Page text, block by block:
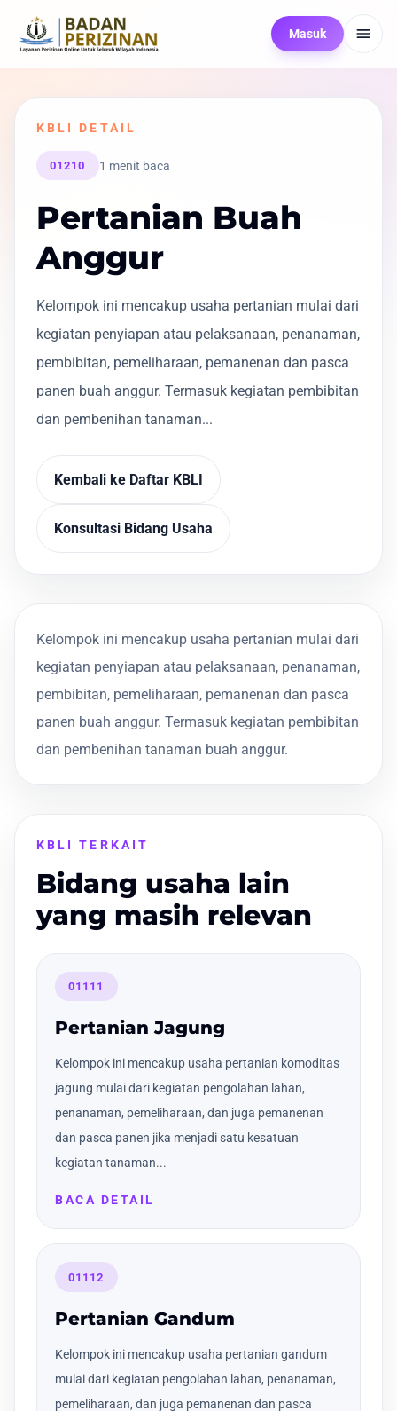
Masuk
KBLI DETAIL
01210 1 menit baca
Pertanian Buah
Anggur
Kelompok ini mencakup usaha pertanian mulai dari
kegiatan penyiapan atau pelaksanaan, penanaman,
pembibitan, pemeliharaan, pemanenan dan pasca
panen buah anggur. Termasuk kegiatan pembibitan
dan pembenihan tanaman...
Kembali ke Daftar KBLI
Konsultasi Bidang Usaha
Kelompok ini mencakup usaha pertanian mulai dari
kegiatan penyiapan atau pelaksanaan, penanaman,
pembibitan, pemeliharaan, pemanenan dan pasca
panen buah anggur. Termasuk kegiatan pembibitan
dan pembenihan tanaman buah anggur.
KBLI TERKAIT
Bidang usaha lain
yang masih relevan
01111
Pertanian Jagung
Kelompok ini mencakup usaha pertanian komoditas
jagung mulai dari kegiatan pengolahan lahan,
penanaman, pemeliharaan, dan juga pemanenan
dan pasca panen jika menjadi satu kesatuan
kegiatan tanaman...
BACA DETAIL
01112
Pertanian Gandum
Kelompok ini mencakup usaha pertanian gandum
mulai dari kegiatan pengolahan lahan, penanaman,
pemeliharaan, dan juga pemanenan dan pasca